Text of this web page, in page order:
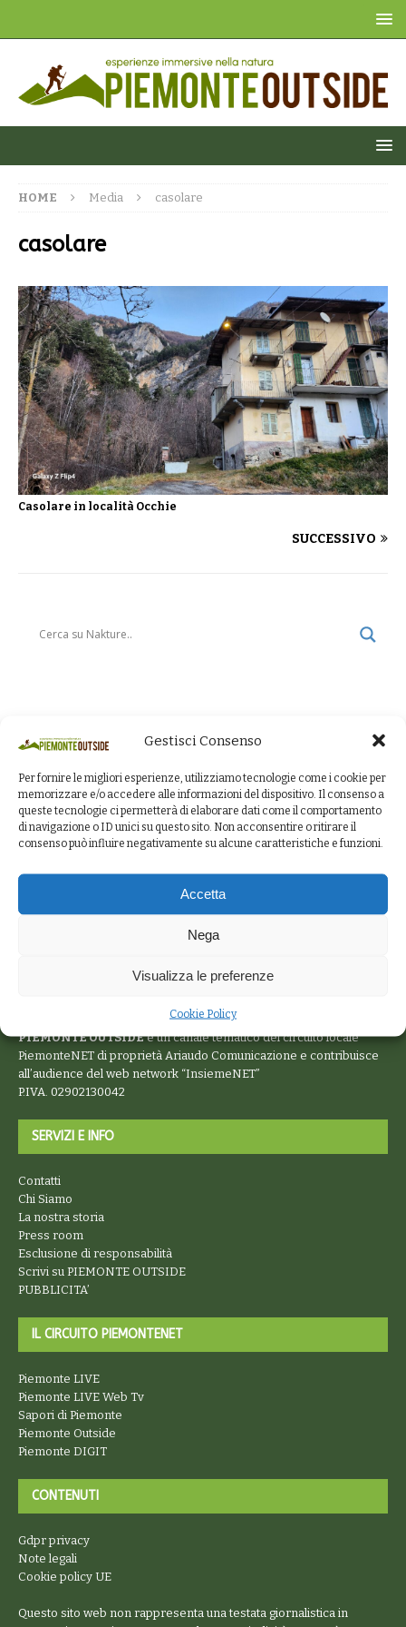
Gestisci Consenso
Per fornire le migliori esperienze, utilizziamo tecnologie come i cookie per
memorizzare e/o accedere alle informazioni del dispositivo. Il consenso a
queste tecnologie ci permetterà di elaborare dati come il comportamento
di navigazione o ID unici su questo sito. Non acconsentire o ritirare il
consenso può influire negativamente su alcune caratteristiche e funzioni.
Accetta
Nega
Visualizza le preferenze
Cookie Policy
HOME Media casolare
casolare
Casolare in località Occhie
SUCCESSIVO
PIEMONTE OUTSIDEè un canale tematico del circuito locale
PiemonteNET di proprietà Ariaudo Comunicazione e contribuisce
all’audience del web network “InsiemeNET”
P.IVA. 02902130042
SERVIZI E INFO
Contatti
Chi Siamo
La nostra storia
Press room
Esclusione di responsabilità
Scrivi su PIEMONTE OUTSIDE
PUBBLICITA’
IL CIRCUITO PIEMONTENET
Piemonte LIVE
Piemonte LIVE Web Tv
Sapori di Piemonte
Piemonte Outside
Piemonte DIGIT
CONTENUTI
Gdpr privacy
Note legali
Cookie policy UE
Questo sito web non rappresenta una testata giornalistica in